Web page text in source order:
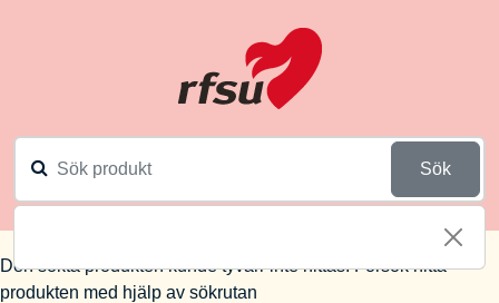
Sök
Den sökta produkten kunde tyvärr inte hittas. Försök hitta
produkten med hjälp av sökrutan